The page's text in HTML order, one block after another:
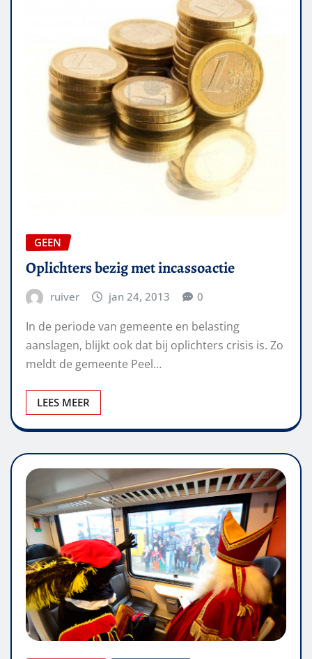
GEEN
Oplichters bezig met incassoactie
ruiver jan 24, 2013 0
In de periode van gemeente en belasting
aanslagen, blijkt ook dat bij oplichters crisis is. Zo
meldt de gemeente Peel…
LEES MEER